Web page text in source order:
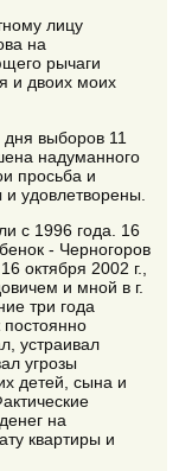
лицу
на
рычаги
и двоих моих
выборов 11
надуманного
просьба и
удовлетворены.
с 1996 года. 16
- Черногоров
октября 2002 г.,
и мной в г.
три года
устраивал
угрозы
детей, сына и
на
квартиры и